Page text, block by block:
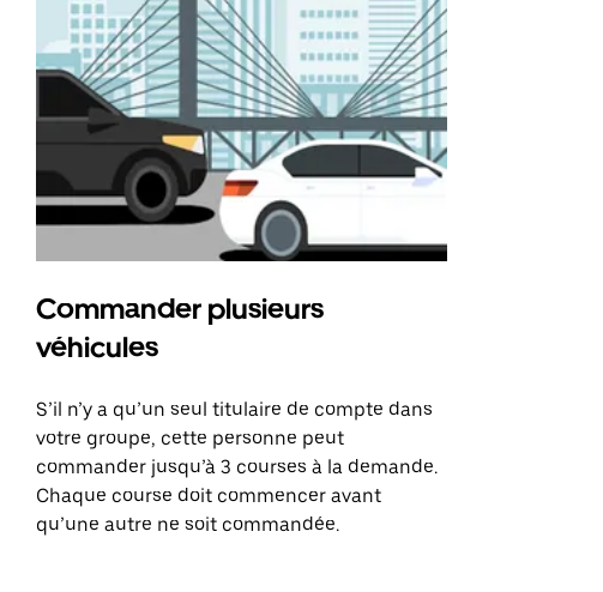
Commander plusieurs
véhicules
S’il n’y a qu’un seul titulaire de compte dans
votre groupe, cette personne peut
commander jusqu’à 3 courses à la demande.
Chaque course doit commencer avant
qu’une autre ne soit commandée.